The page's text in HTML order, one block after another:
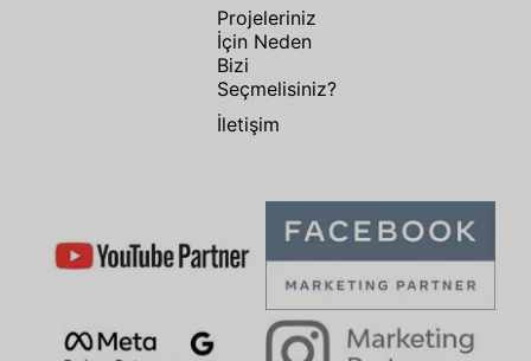
Projeleriniz
İçin Neden
Bizi
Seçmelisiniz?
İletişim